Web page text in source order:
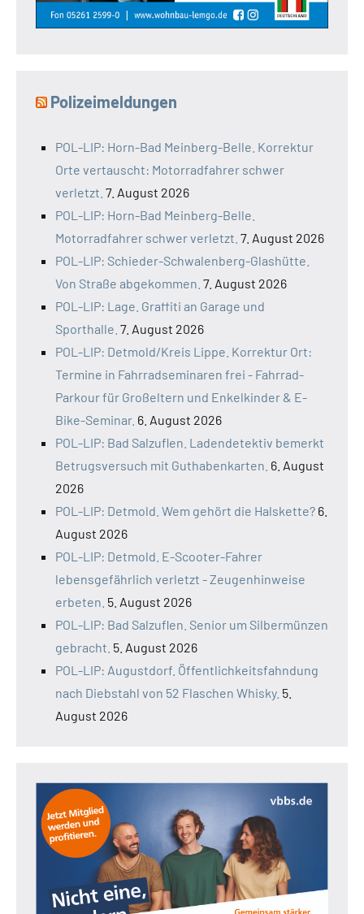
Polizeimeldungen
POL-LIP: Horn-Bad Meinberg-Belle. Korrektur
Orte vertauscht: Motorradfahrer schwer
verletzt. 7. August 2026
POL-LIP: Horn-Bad Meinberg-Belle.
Motorradfahrer schwer verletzt. 7. August 2026
POL-LIP: Schieder-Schwalenberg-Glashütte.
Von Straße abgekommen. 7. August 2026
POL-LIP: Lage. Graffiti an Garage und
Sporthalle. 7. August 2026
POL-LIP: Detmold/Kreis Lippe. Korrektur Ort:
Termine in Fahrradseminaren frei - Fahrrad-
Parkour für Großeltern und Enkelkinder & E-
Bike-Seminar. 6. August 2026
POL-LIP: Bad Salzuflen. Ladendetektiv bemerkt
Betrugsversuch mit Guthabenkarten. 6. August
2026
POL-LIP: Detmold. Wem gehört die Halskette? 6.
August 2026
POL-LIP: Detmold. E-Scooter-Fahrer
lebensgefährlich verletzt - Zeugenhinweise
erbeten. 5. August 2026
POL-LIP: Bad Salzuflen. Senior um Silbermünzen
gebracht. 5. August 2026
POL-LIP: Augustdorf. Öffentlichkeitsfahndung
nach Diebstahl von 52 Flaschen Whisky. 5.
August 2026